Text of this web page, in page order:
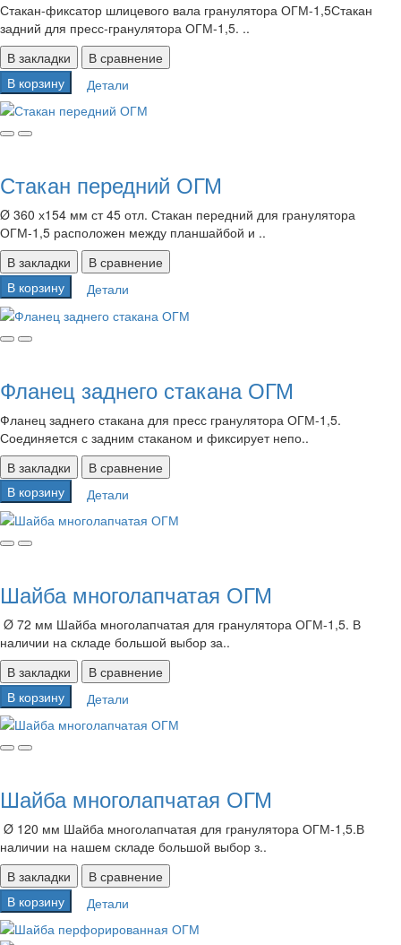
Стакан-фиксатор шлицевого вала гранулятора ОГМ-1,5Стакан
задний для пресс-гранулятора ОГМ-1,5. ..
В закладки
В сравнение
В корзину
Детали
Стакан передний ОГМ
Ø 360 х154 мм ст 45 отл. Стакан передний для гранулятора
ОГМ-1,5 расположен между планшайбой и ..
В закладки
В сравнение
В корзину
Детали
Фланец заднего стакана ОГМ
Фланец заднего стакана для пресс гранулятора ОГМ-1,5.
Соединяется с задним стаканом и фиксирует непо..
В закладки
В сравнение
В корзину
Детали
Шайба многолапчатая ОГМ
Ø 72 мм Шайба многолапчатая для гранулятора ОГМ-1,5. В
наличии на складе большой выбор за..
В закладки
В сравнение
В корзину
Детали
Шайба многолапчатая ОГМ
Ø 120 мм Шайба многолапчатая для гранулятора ОГМ-1,5.В
наличии на нашем складе большой выбор з..
В закладки
В сравнение
В корзину
Детали